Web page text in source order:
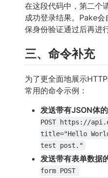
在这段代码中，第二个
成功登录结果。Pake
保身份验证通过后再进
三、命令补充
为了更全面地展示
常用的命令示例：
发送带有JSON体
POST https://
title="Hello
test post."
发送带有表单数据
form POST